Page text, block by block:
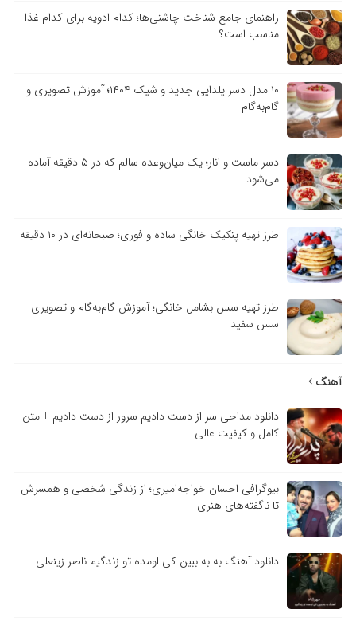
راهنمای جامع شناخت چاشنی‌ها؛ کدام ادویه برای کدام غذا
مناسب است؟
۱۰ مدل دسر یلدایی جدید و شیک ۱۴۰۴؛ آموزش تصویری و
گام‌به‌گام
دسر ماست و انار؛ یک میان‌وعده سالم که در ۵ دقیقه آماده
می‌شود
طرز تهیه پنکیک خانگی ساده و فوری؛ صبحانه‌ای در ۱۰ دقیقه
طرز تهیه سس بشامل خانگی؛ آموزش گام‌به‌گام و تصویری
سس سفید
آهنگ
دانلود مداحی سر از دست دادیم سرور از دست دادیم + متن
کامل و کیفیت عالی
بیوگرافی احسان خواجه‌امیری؛ از زندگی شخصی و همسرش
تا ناگفته‌های هنری
دانلود آهنگ به به ببین کی اومده تو زندگیم ناصر زینعلی